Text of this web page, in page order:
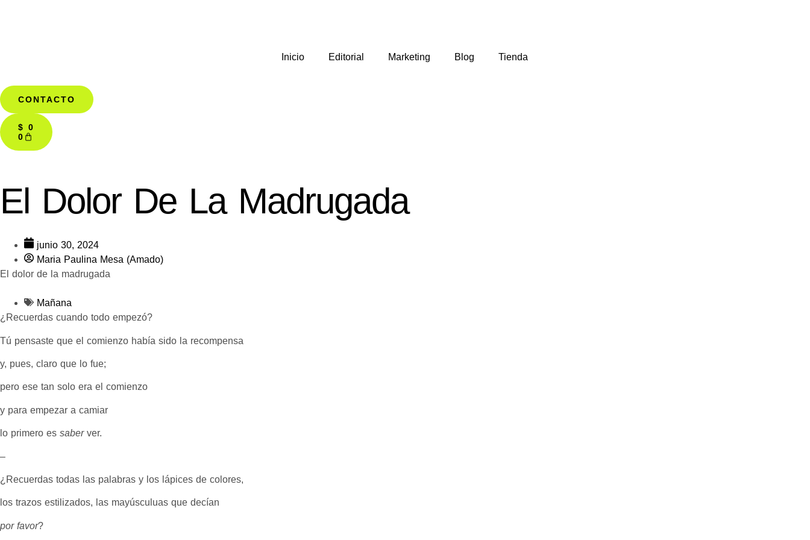
Inicio Editorial Marketing Blog Tienda
CONTACTO
$ 0
0
El Dolor De La Madrugada
junio 30, 2024
Maria Paulina Mesa (Amado)
El dolor de la madrugada
Mañana
¿Recuerdas cuando todo empezó?
Tú pensaste que el comienzo había sido la recompensa
y, pues, claro que lo fue;
pero ese tan solo era el comienzo
y para empezar a camiar
lo primero es saberver.
–
¿Recuerdas todas las palabras y los lápices de colores,
los trazos estilizados, las mayúsculuas que decían
por favor?